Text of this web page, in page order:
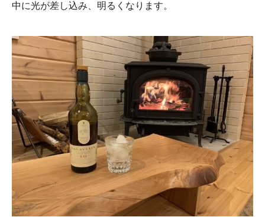
中に光が差し込み、明るくなります。